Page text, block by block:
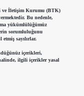
ve İletişim Kurumu (BTK)
Bu nedenle,
yükümlülüğümüz
sorumluluğunu
sayılırlar.
içerikleri,
ilgili içerikler yasal